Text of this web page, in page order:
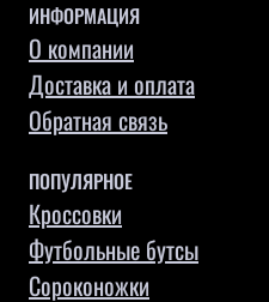
ИНФОРМАЦИЯ
О компании
Доставка и оплата
Обратная связь
ПОПУЛЯРНОЕ
Кроссовки
Футбольные бутсы
Сороконожки